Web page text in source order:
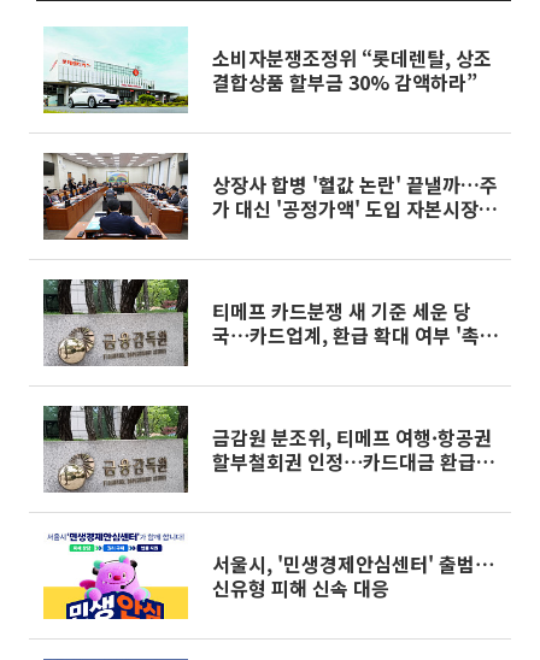
소비자분쟁조정위 “롯데렌탈, 상조
결합상품 할부금 30% 감액하라”
상장사 합병 '헐값 논란' 끝낼까…주
가 대신 '공정가액' 도입 자본시장
티메프 카드분쟁 새 기준 세운 당
국⋯카드업계, 환급 확대 여부 '촉
금감원 분조위, 티메프 여행·항공권
할부철회권 인정⋯카드대금 환급 결
서울시, '민생경제안심센터' 출범⋯
신유형 피해 신속 대응